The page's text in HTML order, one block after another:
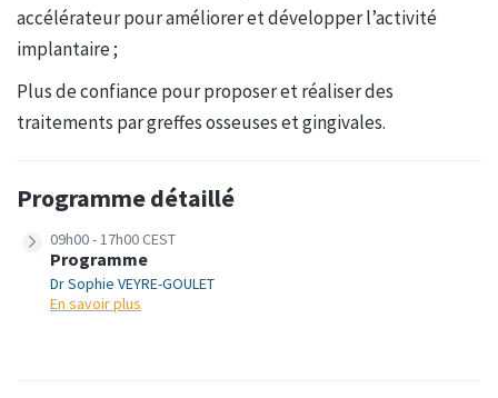
accélérateur pour améliorer et développer l’activité
implantaire ;
Plus de confiance pour proposer et réaliser des
traitements par greffes osseuses et gingivales.
Programme détaillé
09h00 - 17h00 CEST
Programme
Dr Sophie VEYRE-GOULET
En savoir plus